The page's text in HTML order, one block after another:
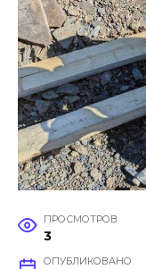
ПРОСМОТРОВ
3
ОПУБЛИКОВАНО